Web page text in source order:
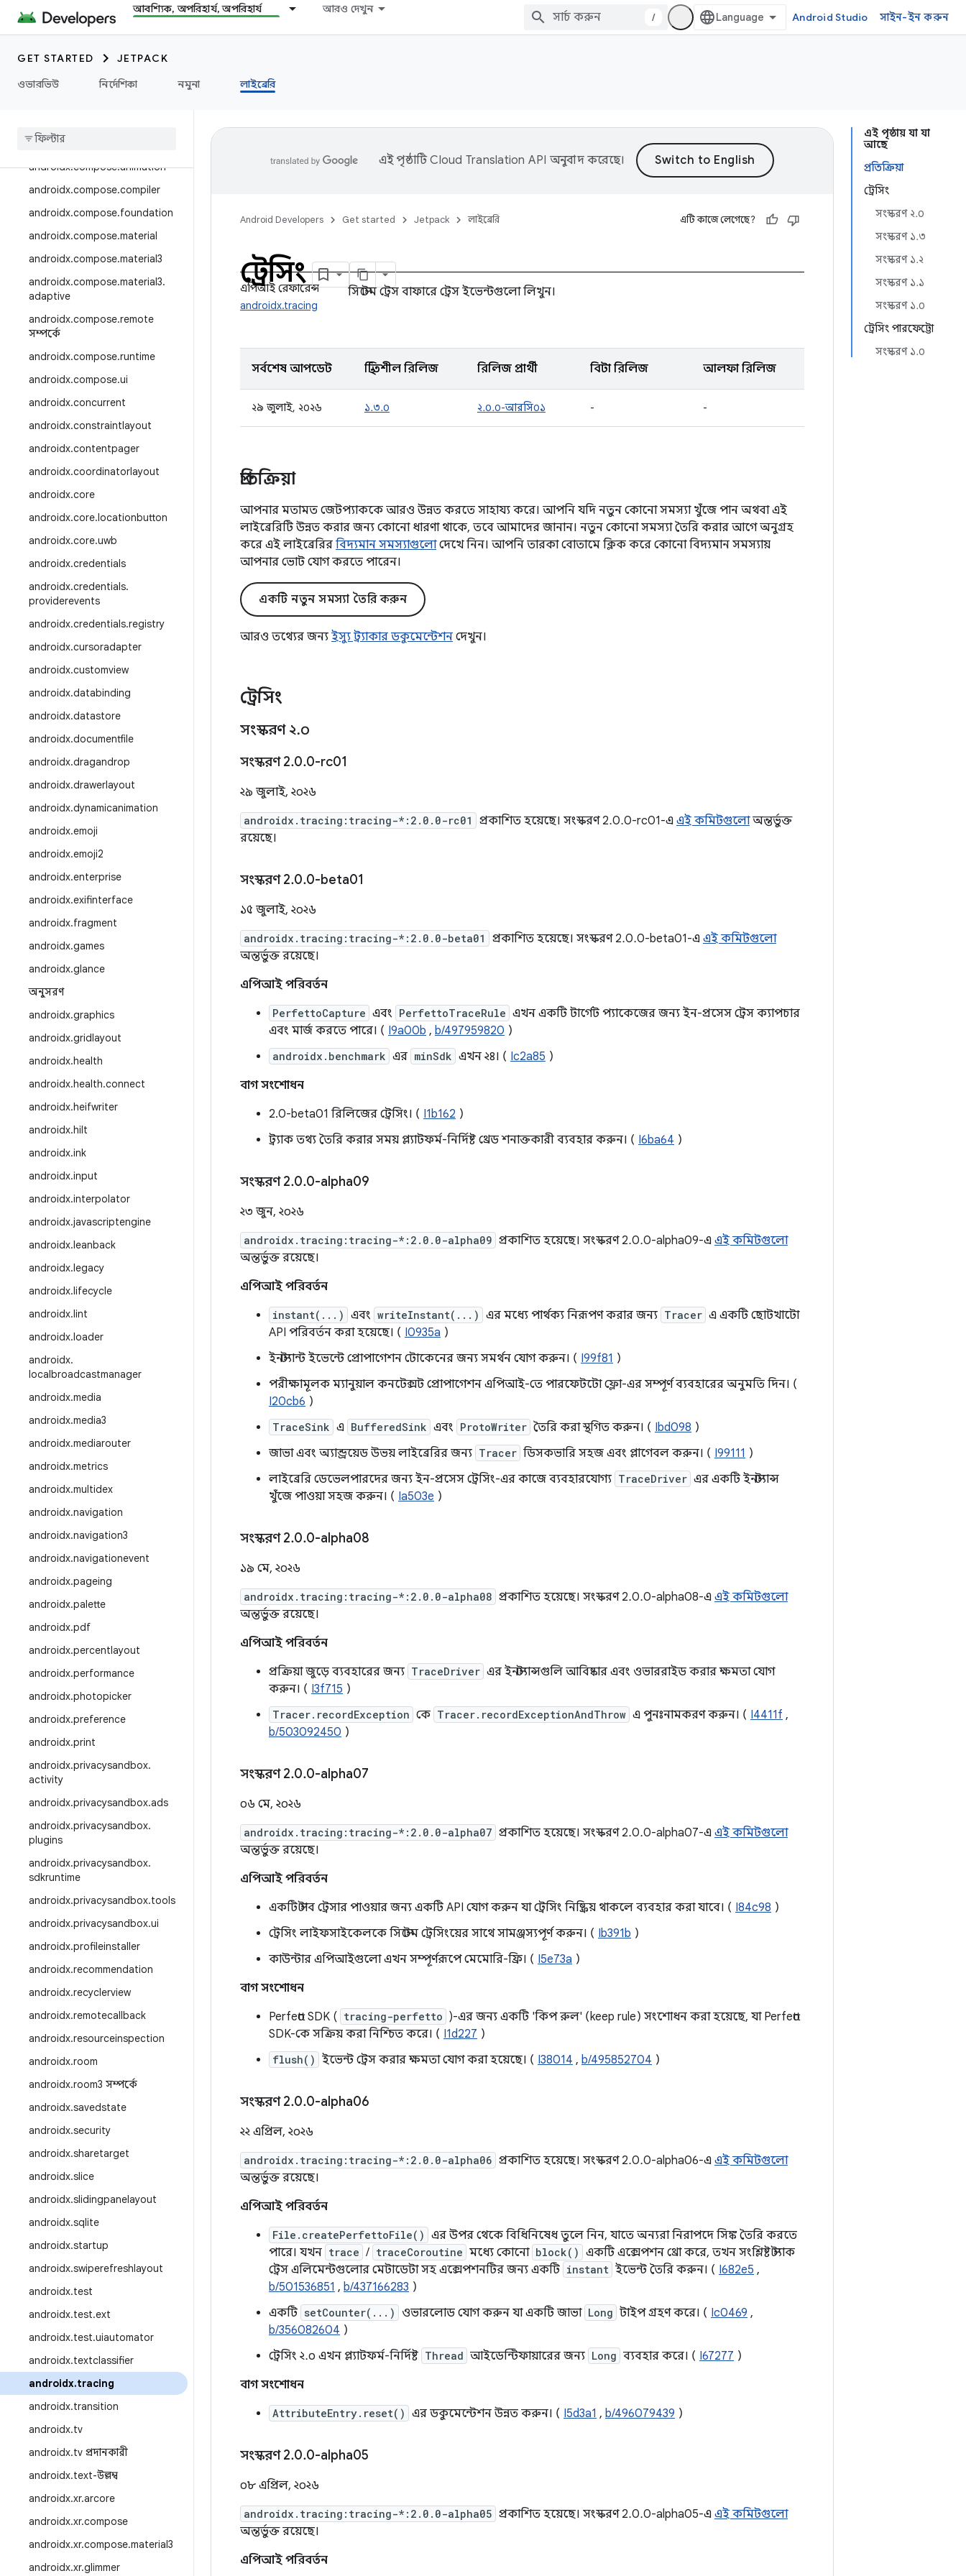
আবশ্যিক, অপরিহার্য, অপরিহার্য আরও দেখুন
/ Android Studio সাইন-ইন করুন
GET STARTED
JETPACK
ওভারভিউ
নির্দেশিকা নমুনা লাইব্রেরি
androidx.camera.media3
androidx.camera.viewfinder
androidx.car
androidx
androidx.compose.animation
androidx.compose.compiler
androidx.compose.foundation
androidx.compose.material
androidx.compose.material3
androidx.compose.material3.
adaptive
androidx.compose.remote
সম্পর্কে
androidx.compose.runtime
androidx.compose.ui
androidx.concurrent
androidx.constraintlayout
androidx.contentpager
androidx.coordinatorlayout
androidx.core
androidx.core.locationbutton
androidx.core.uwb
androidx.credentials
androidx.credentials.
providerevents
androidx.credentials.registry
androidx.cursoradapter
androidx.customview
androidx.databinding
androidx.datastore
androidx.documentfile
androidx.dragandrop
androidx.drawerlayout
androidx.dynamicanimation
androidx.emoji
androidx.emoji2
androidx.enterprise
androidx.exifinterface
androidx.fragment
androidx.games
androidx.glance
অনুসরণ
androidx.graphics
androidx.gridlayout
androidx.health
androidx.health.connect
androidx.heifwriter
androidx.hilt
androidx.ink
androidx.input
androidx.interpolator
androidx.javascriptengine
androidx.leanback
androidx.legacy
androidx.lifecycle
androidx.lint
androidx.loader
androidx.
localbroadcastmanager
androidx.media
androidx.media3
androidx.mediarouter
androidx.metrics
androidx.multidex
androidx.navigation
androidx.navigation3
androidx.navigationevent
androidx.pageing
androidx.palette
androidx.pdf
androidx.percentlayout
androidx.performance
androidx.photopicker
androidx.preference
androidx.print
androidx.privacysandbox.
activity
androidx.privacysandbox.ads
androidx.privacysandbox.
plugins
androidx.privacysandbox.
sdkruntime
androidx.privacysandbox.tools
androidx.privacysandbox.ui
androidx.profileinstaller
androidx.recommendation
androidx.recyclerview
androidx.remotecallback
androidx.resourceinspection
androidx.room
androidx.room3 সম্পর্কে
androidx.savedstate
androidx.security
androidx.sharetarget
androidx.slice
androidx.slidingpanelayout
androidx.sqlite
androidx.startup
androidx.swiperefreshlayout
androidx.test
androidx.test.ext
androidx.test.uiautomator
androidx.textclassifier
androidx.tracing
androidx.transition
androidx.tv
androidx.tv প্রদানকারী
androidx.text-উল্লম্ব
androidx.xr.arcore
androidx.xr.compose
androidx.xr.compose.material3
androidx.xr.glimmer
এই পৃষ্ঠায় যা যা
আছে
প্রতিক্রিয়া
ট্রেসিং
সংস্করণ ২.০
সংস্করণ ১.৩
সংস্করণ ১.২
সংস্করণ ১.১
সংস্করণ ১.০
ট্রেসিং পারফেট্টো
সংস্করণ ১.০
এই পৃষ্ঠাটিCloud Translation API অনুবাদ করেছে।
Android Developers Get started Jetpack লাইব্রেরি এটি কাজে লেগেছে?
ট্রেসিং
এপিআই রেফারেন্স
androidx.tracing
সিস্টেম ট্রেস বাফারে ট্রেস ইভেন্টগুলো লিখুন।
সর্বশেষ আপডেট স্থিতিশীল রিলিজ রিলিজ প্রার্থী বিটা রিলিজ আলফা রিলিজ
২৯ জুলাই, ২০২৬ ১.৩.০ ২.০.০-আরসি০১ - -
প্রতিক্রিয়া
আপনার মতামত জেটপ্যাককে আরও উন্নত করতে সাহায্য করে। আপনি যদি নতুন কোনো সমস্যা খুঁজে পান অথবা এই
লাইব্রেরিটি উন্নত করার জন্য কোনো ধারণা থাকে, তবে আমাদের জানান। নতুন কোনো সমস্যা তৈরি করার আগে অনুগ্রহ
করে এই লাইব্রেরির বিদ্যমান সমস্যাগুলোদেখে নিন। আপনি তারকা বোতামে ক্লিক করে কোনো বিদ্যমান সমস্যায়
আপনার ভোট যোগ করতে পারেন।
একটি নতুন সমস্যা তৈরি করুন
আরও তথ্যের জন্য ইস্যু ট্র্যাকার ডকুমেন্টেশন দেখুন।
ট্রেসিং
সংস্করণ ২.০
সংস্করণ 2.0.0-rc01
২৯ জুলাই, ২০২৬
androidx.tracing:tracing-*:2.0.0-rc01 প্রকাশিত হয়েছে। সংস্করণ 2.0.0-rc01-এ এই কমিটগুলোঅন্তর্ভুক্ত
রয়েছে।
সংস্করণ 2.0.0-beta01
১৫ জুলাই, ২০২৬
androidx.tracing:tracing-*:2.0.0-beta01 প্রকাশিত হয়েছে। সংস্করণ 2.0.0-beta01-এ এই কমিটগুলো
অন্তর্ভুক্ত রয়েছে।
এপিআই পরিবর্তন
PerfettoCapture এবং PerfettoTraceRule এখন একটি টার্গেট প্যাকেজের জন্য ইন-প্রসেস ট্রেস ক্যাপচার
এবং মার্জ করতে পারে। ( I9a00b , b/497959820 )
androidx.benchmark এর minSdk এখন ২৪। ( Ic2a85 )
বাগ সংশোধন
2.0-beta01 রিলিজের ট্রেসিং। ( I1b162 )
ট্র্যাক তথ্য তৈরি করার সময় প্ল্যাটফর্ম-নির্দিষ্ট থ্রেড শনাক্তকারী ব্যবহার করুন। ( I6ba64 )
সংস্করণ 2.0.0-alpha09
২৩ জুন, ২০২৬
androidx.tracing:tracing-*:2.0.0-alpha09 প্রকাশিত হয়েছে। সংস্করণ 2.0.0-alpha09-এ এই কমিটগুলো
অন্তর্ভুক্ত রয়েছে।
এপিআই পরিবর্তন
instant(...) এবং writeInstant(...) এর মধ্যে পার্থক্য নিরূপণ করার জন্য Tracer এ একটি ছোটখাটো
API পরিবর্তন করা হয়েছে। ( I0935a )
ইনস্ট্যান্ট ইভেন্টে প্রোপাগেশন টোকেনের জন্য সমর্থন যোগ করুন। ( I99f81 )
পরীক্ষামূলক ম্যানুয়াল কনটেক্সট প্রোপাগেশন এপিআই-তে পারফেটটো ফ্লো-এর সম্পূর্ণ ব্যবহারের অনুমতি দিন। (
I20cb6 )
TraceSink এ BufferedSink এবং ProtoWriter তৈরি করা স্থগিত করুন। ( Ibd098 )
জাভা এবং অ্যান্ড্রয়েড উভয় লাইব্রেরির জন্য Tracer ডিসকভারি সহজ এবং প্লাগেবল করুন। ( I99111 )
লাইব্রেরি ডেভেলপারদের জন্য ইন-প্রসেস ট্রেসিং-এর কাজে ব্যবহারযোগ্য TraceDriver এর একটি ইনস্ট্যান্স
খুঁজে পাওয়া সহজ করুন। ( Ia503e )
সংস্করণ 2.0.0-alpha08
১৯ মে, ২০২৬
androidx.tracing:tracing-*:2.0.0-alpha08 প্রকাশিত হয়েছে। সংস্করণ 2.0.0-alpha08-এ এই কমিটগুলো
অন্তর্ভুক্ত রয়েছে।
এপিআই পরিবর্তন
প্রক্রিয়া জুড়ে ব্যবহারের জন্য TraceDriver এর ইনস্ট্যান্সগুলি আবিষ্কার এবং ওভাররাইড করার ক্ষমতা যোগ
করুন। ( I3f715 )
Tracer.recordException কে Tracer.recordExceptionAndThrow এ পুনঃনামকরণ করুন। ( I4411f ,
b/503092450 )
সংস্করণ 2.0.0-alpha07
০৬ মে, ২০২৬
androidx.tracing:tracing-*:2.0.0-alpha07 প্রকাশিত হয়েছে। সংস্করণ 2.0.0-alpha07-এ এই কমিটগুলো
অন্তর্ভুক্ত রয়েছে।
এপিআই পরিবর্তন
একটি স্টাব ট্রেসার পাওয়ার জন্য একটি API যোগ করুন যা ট্রেসিং নিষ্ক্রিয় থাকলে ব্যবহার করা যাবে। ( I84c98 )
ট্রেসিং লাইফসাইকেলকে সিস্টেম ট্রেসিংয়ের সাথে সামঞ্জস্যপূর্ণ করুন। ( Ib391b )
কাউন্টার এপিআইগুলো এখন সম্পূর্ণরূপে মেমোরি-ফ্রি। ( I5e73a )
বাগ সংশোধন
Perfetto SDK ( tracing-perfetto )-এর জন্য একটি 'কিপ রুল' (keep rule) সংশোধন করা হয়েছে, যা Perfetto
SDK-কে সক্রিয় করা নিশ্চিত করে। ( I1d227 )
flush() ইভেন্ট ট্রেস করার ক্ষমতা যোগ করা হয়েছে। ( I38014 , b/495852704 )
সংস্করণ 2.0.0-alpha06
২২ এপ্রিল, ২০২৬
androidx.tracing:tracing-*:2.0.0-alpha06 প্রকাশিত হয়েছে। সংস্করণ 2.0.0-alpha06-এ এই কমিটগুলো
অন্তর্ভুক্ত রয়েছে।
এপিআই পরিবর্তন
File.createPerfettoFile() এর উপর থেকে বিধিনিষেধ তুলে নিন, যাতে অন্যরা নিরাপদে সিঙ্ক তৈরি করতে
পারে। যখন trace / traceCoroutine মধ্যে কোনো block() একটি এক্সেপশন থ্রো করে, তখন সংশ্লিষ্ট স্ট্যাক
ট্রেস এলিমেন্টগুলোর মেটাডেটা সহ এক্সেপশনটির জন্য একটি instant ইভেন্ট তৈরি করুন। ( I682e5 ,
b/501536851 , b/437166283 )
একটি setCounter(...) ওভারলোড যোগ করুন যা একটি জাভা Long টাইপ গ্রহণ করে। ( Ic0469 ,
b/356082604 )
ট্রেসিং ২.০ এখন প্ল্যাটফর্ম-নির্দিষ্ট Thread আইডেন্টিফায়ারের জন্য Long ব্যবহার করে। ( I67277 )
বাগ সংশোধন
AttributeEntry.reset() এর ডকুমেন্টেশন উন্নত করুন। ( I5d3a1 , b/496079439 )
সংস্করণ 2.0.0-alpha05
০৮ এপ্রিল, ২০২৬
androidx.tracing:tracing-*:2.0.0-alpha05 প্রকাশিত হয়েছে। সংস্করণ 2.0.0-alpha05-এ এই কমিটগুলো
অন্তর্ভুক্ত রয়েছে।
এপিআই পরিবর্তন